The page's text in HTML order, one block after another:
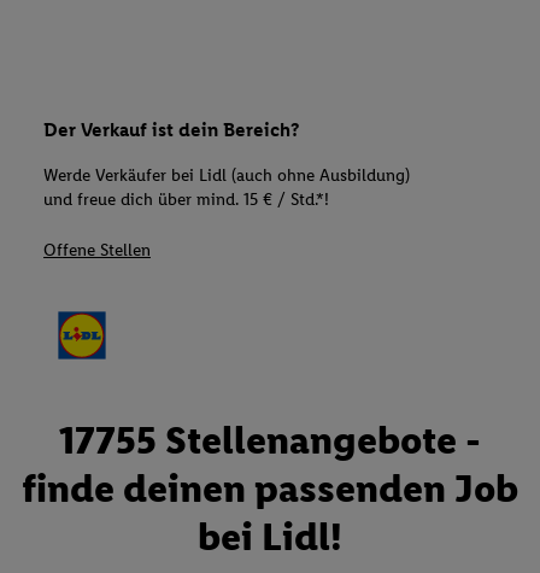
Der Verkauf ist dein Bereich?
Werde Verkäufer bei Lidl (auch ohne Ausbildung)
und freue dich über mind. 15 € / Std.*!
Offene Stellen
17755 Stellenangebote -
finde deinen passenden Job
bei Lidl!